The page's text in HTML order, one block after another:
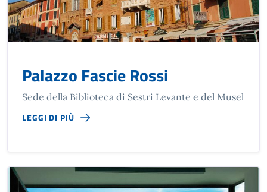
Palazzo Fascie Rossi
Sede della Biblioteca di Sestri Levante e del Musel
LEGGI DI PIÙ